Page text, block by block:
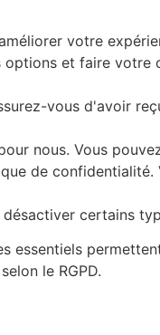
votre
options et faire votre
vous d'avoir
nous. Vous
de
certains
essentiels
le RGPD.